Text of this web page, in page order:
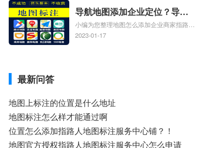
导航地图添加企业定位？导航
定位企业？
小编为您整理地图怎么添加企业商家指路人
地图标注服务中心铺名称、地图怎么添加企
2023-01-17
最新问答
地图上标注的位置是什么地址
地图标注怎么样才能通过啊
位置怎么添加指路人地图标注服务中心铺？！
地图官方授权指路人地图标注服务中心怎么申请